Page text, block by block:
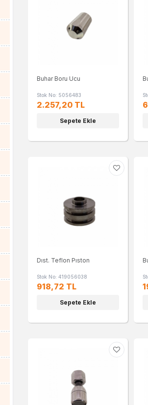
Buhar Boru Ucu
Stok No: 5056483
2.257,20 TL
Sepete Ekle
Dıst. Teflon Pıston
Stok No: 419056038
918,72 TL
Sepete Ekle